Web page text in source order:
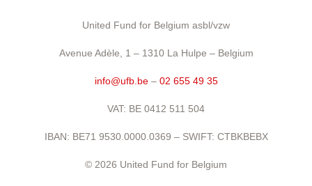
United Fund for Belgium asbl/vzw
Avenue Adèle, 1 – 1310 La Hulpe – Belgium
info@ufb.be– 02 655 49 35
VAT: BE 0412 511 504
IBAN: BE71 9530.0000.0369 – SWIFT: CTBKBEBX
© 2026 United Fund for Belgium